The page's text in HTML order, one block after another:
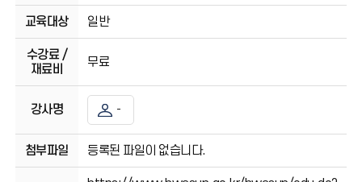
교육대상 일반
수강료 /
재료비
무료
강사명 -
첨부파일 등록된 파일이 없습니다.